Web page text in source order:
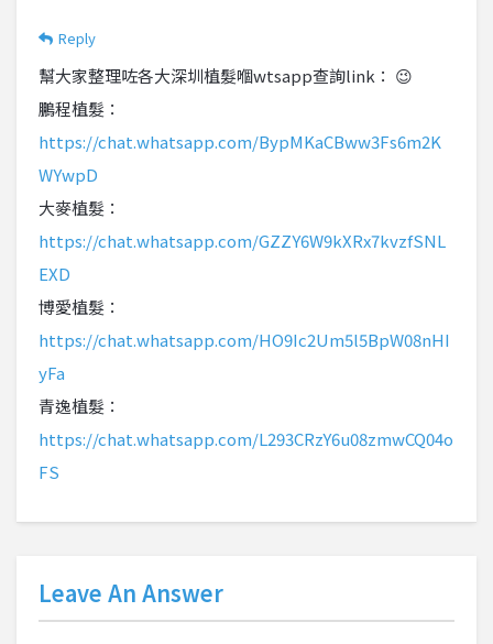
Reply
幫大家整理咗各大深圳植髮嗰wtsapp查詢link： 😉
鵬程植髮：
https://chat.whatsapp.com/BypMKaCBww3Fs6m2K
WYwpD
大麥植髮：
https://chat.whatsapp.com/GZZY6W9kXRx7kvzfSNL
EXD
博愛植髮：
https://chat.whatsapp.com/HO9Ic2Um5l5BpW08nHI
yFa
青逸植髮：
https://chat.whatsapp.com/L293CRzY6u08zmwCQ04o
FS
Leave An Answer